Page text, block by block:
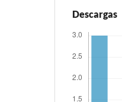
Descargas